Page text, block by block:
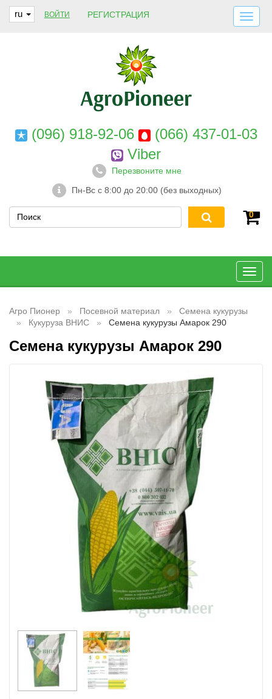
ru ВОЙТИ РЕГИСТРАЦИЯ
ДОСТАВКА И ОПЛАТА
О НАС
ГАРАНТИИ
КОНТАКТЫ
(096) 918-92-06
(066) 437-01-03
Viber
Перезвоните мне
Пн-Вс с 8:00 до 20:00 (без выходных)
0
Агро Пионер Посевной материал
Семена кукурузы
Кукуруза ВНИС
Семена кукурузы Амарок 290
Семена кукурузы Амарок 290